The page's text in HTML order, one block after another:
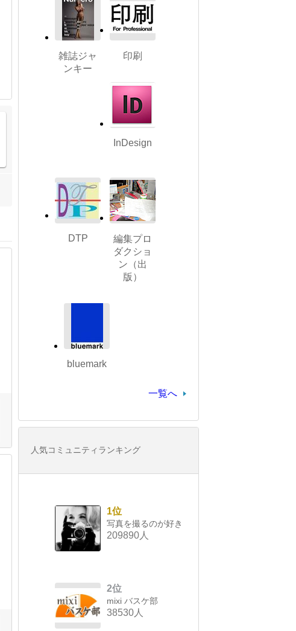
雑誌ジャ
ンキー
印刷
InDesign
DTP
編集プロ
ダクショ
ン（出
版）
bluemark
一覧へ
人気コミュニティランキング
1位
写真を撮るのが好き
209890人
2位
mixi バスケ部
38530人